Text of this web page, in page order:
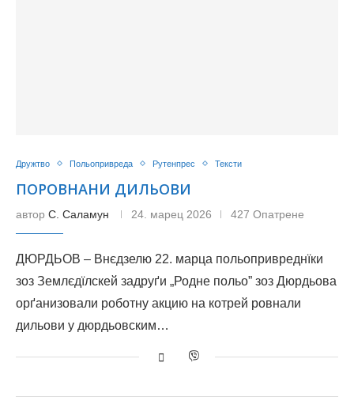
Дружтво Польопривреда Рутенпрес Тексти
ПОРОВНАНИ ДИЛЬОВИ
автор С. Саламун 24. марец 2026 427 Опатрене
ДЮРДЬОВ – Внєдзелю 22. марца польопривреднїки
зоз Землєдїлскей задруґи „Родне польо” зоз Дюрдьова
орґанизовали роботну акцию на котрей ровнали
дильови у дюрдьовским…